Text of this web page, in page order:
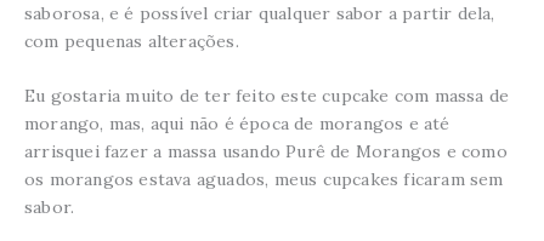
saborosa, e é possível criar qualquer sabor a partir dela,
com pequenas alterações.
Eu gostaria muito de ter feito este cupcake com massa de
morango, mas, aqui não é época de morangos e até
arrisquei fazer a massa usando Purê de Morangos e como
os morangos estava aguados, meus cupcakes ficaram sem
sabor.